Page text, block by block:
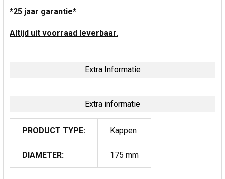
*25 jaar garantie*
Altijd uit voorraad leverbaar.
Extra Informatie
Extra informatie
PRODUCT TYPE: Kappen
DIAMETER: 175 mm